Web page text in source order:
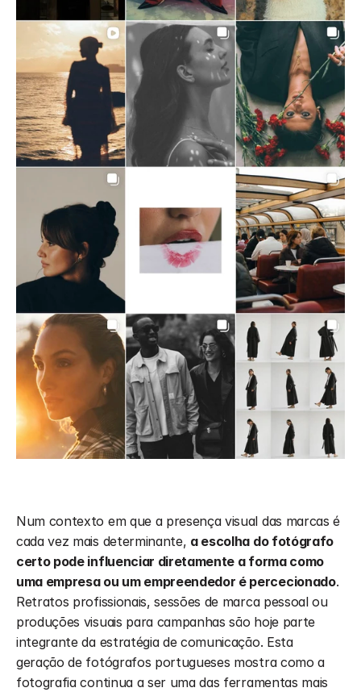
Num contexto em que a presença visual das marcas é
cada vez mais determinante, a escolha do fotógrafo
certo pode influenciar diretamente a forma como
uma empresa ou um empreendedor é percecionado.
Retratos profissionais, sessões de marca pessoal ou
produções visuais para campanhas são hoje parte
integrante da estratégia de comunicação. Esta
geração de fotógrafos portugueses mostra como a
fotografia continua a ser uma das ferramentas mais